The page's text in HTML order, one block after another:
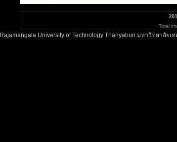
Total
Rajamangala University of Technology Thanyaburi มหาวิทยาลั